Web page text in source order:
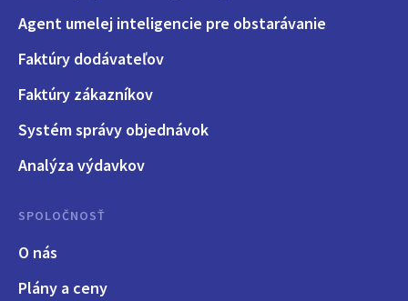
Agent umelej inteligencie pre obstarávanie
Faktúry dodávateľov
Faktúry zákazníkov
Systém správy objednávok
Analýza výdavkov
SPOLOČNOSŤ
O nás
Plány a ceny